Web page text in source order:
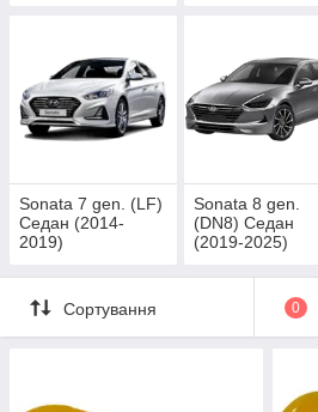
Sonata 7 gen. (LF)
Седан (2014-
2019)
Sonata 8 gen.
(DN8) Седан
(2019-2025)
Сортування 0